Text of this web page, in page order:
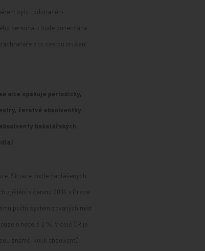
bylo i odstranění
personálu bude ponechána
a to cestou zrušení
sice opakuje periodicky,
čerstvé absolventky.
bakalářských
Situace podle nahlášených
zjištění v červnu 2014 v Praze
počtu systemizovaných míst
o necelá 2 %. V celé ČR je
známé, kolik absolventů